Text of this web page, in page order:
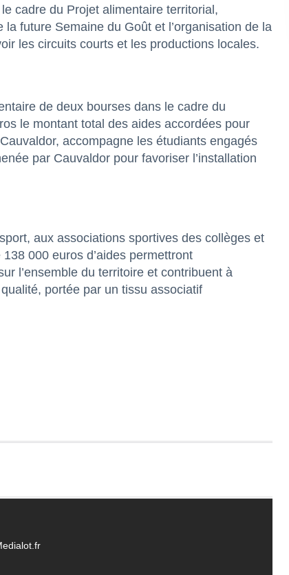
cadre du Projet alimentaire territorial,
future Semaine du Goût et l’organisation de la
les circuits courts et les productions locales.
de deux bourses dans le cadre du
le montant total des aides accordées pour
accompagne les étudiants engagés
par Cauvaldor pour favoriser l’installation
aux associations sportives des collèges et
000 euros d’aides permettront
l’ensemble du territoire et contribuent à
portée par un tissu associatif